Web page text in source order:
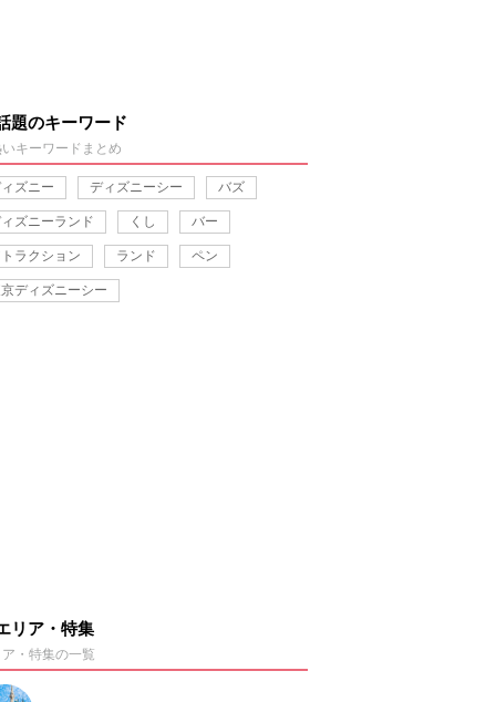
題のキーワード
キーワードまとめ
ズニー ディズニーシー バズ
ズニーランド くし バー
ラクション ランド ペン
ディズニーシー
リア・特集
・特集の一覧